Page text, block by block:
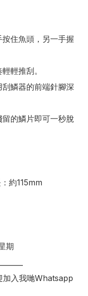
約115mm
期
加入我哋Whatsapp